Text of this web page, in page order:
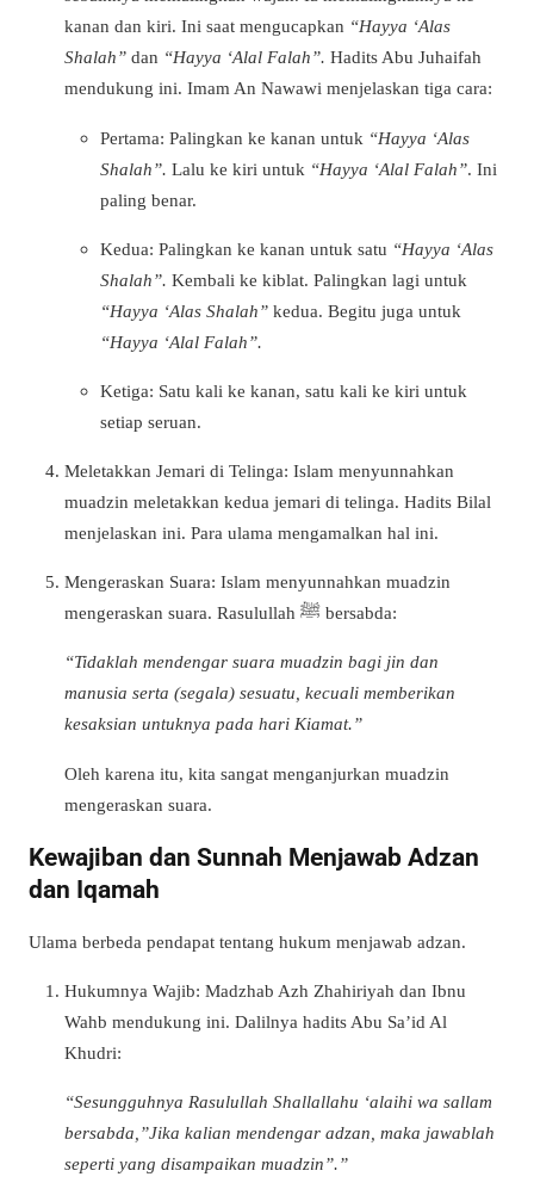
kanan dan kiri. Ini saat mengucapkan “Hayya ‘Alas
Shalah” dan “Hayya ‘Alal Falah”. Hadits Abu Juhaifah
mendukung ini. Imam An Nawawi menjelaskan tiga cara:
Pertama: Palingkan ke kanan untuk “Hayya ‘Alas
Shalah”. Lalu ke kiri untuk “Hayya ‘Alal Falah”. Ini
paling benar.
Kedua: Palingkan ke kanan untuk satu “Hayya ‘Alas
Shalah”. Kembali ke kiblat. Palingkan lagi untuk
“Hayya ‘Alas Shalah” kedua. Begitu juga untuk
“Hayya ‘Alal Falah”.
Ketiga: Satu kali ke kanan, satu kali ke kiri untuk
setiap seruan.
Meletakkan Jemari di Telinga: Islam menyunnahkan
muadzin meletakkan kedua jemari di telinga. Hadits Bilal
menjelaskan ini. Para ulama mengamalkan hal ini.
Mengeraskan Suara: Islam menyunnahkan muadzin
mengeraskan suara. Rasulullah ﷺ bersabda:
“Tidaklah mendengar suara muadzin bagi jin dan
manusia serta (segala) sesuatu, kecuali memberikan
kesaksian untuknya pada hari Kiamat.”
Oleh karena itu, kita sangat menganjurkan muadzin
mengeraskan suara.
Kewajiban dan Sunnah Menjawab Adzan
dan Iqamah
Ulama berbeda pendapat tentang hukum menjawab adzan.
Hukumnya Wajib: Madzhab Azh Zhahiriyah dan Ibnu
Wahb mendukung ini. Dalilnya hadits Abu Sa’id Al
Khudri:
“Sesungguhnya Rasulullah Shallallahu ‘alaihi wa sallam
bersabda,”Jika kalian mendengar adzan, maka jawablah
seperti yang disampaikan muadzin”.”